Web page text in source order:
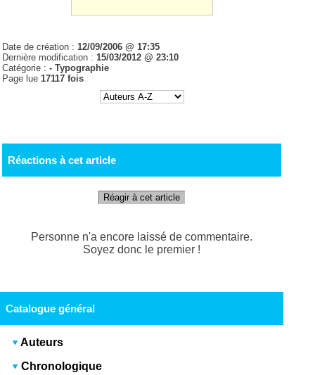
Date de création :12/09/2006 @ 17:35
Dernière modification :15/03/2012 @ 23:10
Catégorie :- Typographie
Page lue17117 fois
Réactions à cet article
Réagir à cet article
Personne n'a encore laissé de commentaire.
Soyez donc le premier !
Catalogue général
Auteurs
Chronologique